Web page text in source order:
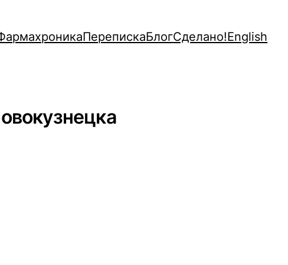
ПерепискаБлогСделано!English